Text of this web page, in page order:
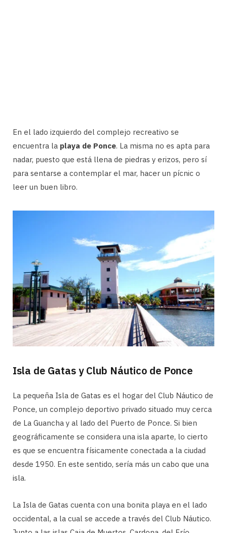
En el lado izquierdo del complejo recreativo se
encuentra la playa de Ponce. La misma no es apta para
nadar, puesto que está llena de piedras y erizos, pero sí
para sentarse a contemplar el mar, hacer un pícnic o
leer un buen libro.
Isla de Gatas y Club Náutico de Ponce
La pequeña Isla de Gatas es el hogar del Club Náutico de
Ponce, un complejo deportivo privado situado muy cerca
de La Guancha y al lado del Puerto de Ponce. Si bien
geográficamente se considera una isla aparte, lo cierto
es que se encuentra físicamente conectada a la ciudad
desde 1950. En este sentido, sería más un cabo que una
isla.
La Isla de Gatas cuenta con una bonita playa en el lado
occidental, a la cual se accede a través del Club Náutico.